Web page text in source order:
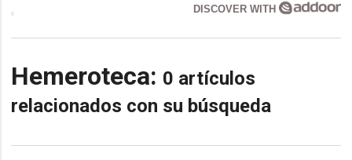
DISCOVER WITH
Hemeroteca: 0 artículos
relacionados con su búsqueda